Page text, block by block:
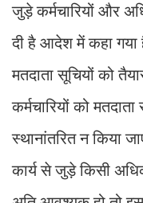
जुड़े कर्मचारियों और
दी है आदेश में कहा गया
मतदाता सूचियों को
कर्मचारियों को
स्थानांतरित न किया
कार्य से जुड़े किसी